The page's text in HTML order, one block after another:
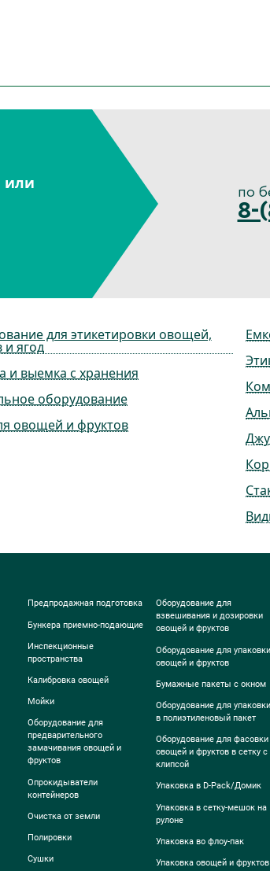
или
по
8-
для этикетировки овощей,
и ягод
и выемка с хранения
оборудование
овощей и фруктов
Предпродажная подготовка
Бункера приемно-подающие
Инспекционные
пространства
Калибровка овощей
Мойки
Оборудование для
предварительного
замачивания овощей и
фруктов
Опрокидыватели
контейнеров
Очистка от земли
Полировки
Сушки
Оборудование для
взвешивания и дозировки
овощей и фруктов
Оборудование для упаковки
овощей и фруктов
Бумажные пакеты с окном
Оборудование для упаковки
в полиэтиленовый пакет
Оборудование для фасовки
овощей и фруктов в сетку с
клипсой
Упаковка в D-Pack/Домик
Упаковка в сетку-мешок на
рулоне
Упаковка во флоу-пак
Упаковка овощей и фруктов